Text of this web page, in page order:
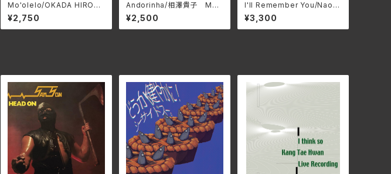
Mo'olelo/OKADA HIROSH
I YM-0001
¥2,750
Andorinha/相澤貴子 MAR
S-1634
¥2,500
I'll Remember You/Naok
o Yabushima(ナオコ・ヤブ
シマ) NPTY-0005(仕様:C
D)
¥3,300